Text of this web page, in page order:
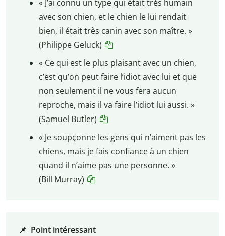
« J’ai connu un type qui était très humain
avec son chien, et le chien le lui rendait
bien, il était très canin avec son maître. »
(Philippe Geluck)
« Ce qui est le plus plaisant avec un chien,
c’est qu’on peut faire l’idiot avec lui et que
non seulement il ne vous fera aucun
reproche, mais il va faire l’idiot lui aussi. »
(Samuel Butler)
« Je soupçonne les gens qui n’aiment pas les
chiens, mais je fais confiance à un chien
quand il n’aime pas une personne. »
(Bill Murray)
📌 Point intéressant